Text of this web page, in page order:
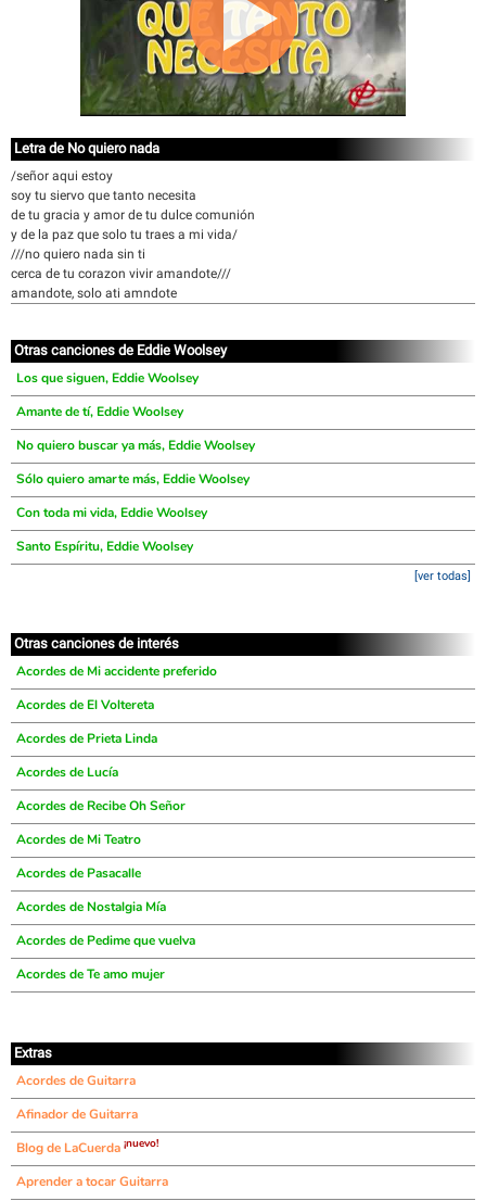
Letra de No quiero nada
/señor aqui estoy
soy tu siervo que tanto necesita
de tu gracia y amor de tu dulce comunión
y de la paz que solo tu traes a mi vida/
///no quiero nada sin ti
cerca de tu corazon vivir amandote///
amandote, solo ati amndote
Otras canciones de Eddie Woolsey
Los que siguen, Eddie Woolsey
Amante de tí, Eddie Woolsey
No quiero buscar ya más, Eddie Woolsey
Sólo quiero amarte más, Eddie Woolsey
Con toda mi vida, Eddie Woolsey
Santo Espíritu, Eddie Woolsey
[ver todas]
Otras canciones de interés
Acordes de Mi accidente preferido
Acordes de El Voltereta
Acordes de Prieta Linda
Acordes de Lucía
Acordes de Recibe Oh Señor
Acordes de Mi Teatro
Acordes de Pasacalle
Acordes de Nostalgia Mía
Acordes de Pedime que vuelva
Acordes de Te amo mujer
Extras
Acordes de Guitarra
Afinador de Guitarra
Blog de LaCuerda ¡nuevo!
Aprender a tocar Guitarra